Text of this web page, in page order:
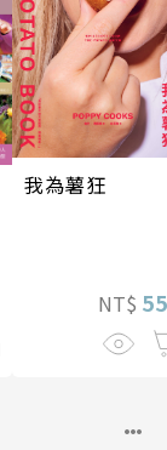
我為薯狂
NT$